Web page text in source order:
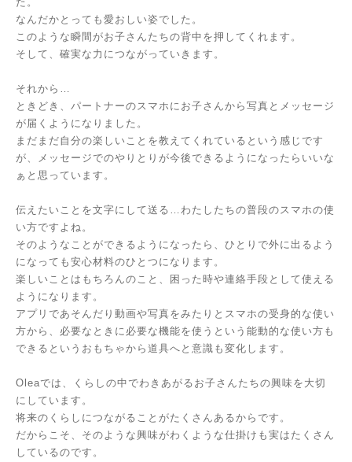
なんだかとっても愛おしい姿でした。
このような瞬間がお子さんたちの背中を押してくれます。
そして、確実な力につながっていきます。
それから…
ときどき、パートナーのスマホにお子さんから写真とメッセージ
が届くようになりました。
まだまだ自分の楽しいことを教えてくれているという感じです
が、メッセージでのやりとりが今後できるようになったらいいな
ぁと思っています。
伝えたいことを文字にして送る…わたしたちの普段のスマホの使
い方ですよね。
そのようなことができるようになったら、ひとりで外に出るよう
になっても安心材料のひとつになります。
楽しいことはもちろんのこと、困った時や連絡手段として使える
ようになります。
アプリであそんだり動画や写真をみたりとスマホの受身的な使い
方から、必要なときに必要な機能を使うという能動的な使い方も
できるというおもちゃから道具へと意識も変化します。
Oleaでは、くらしの中でわきあがるお子さんたちの興味を大切
にしています。
将来のくらしにつながることがたくさんあるからです。
だからこそ、そのような興味がわくような仕掛けも実はたくさん
しているのです。